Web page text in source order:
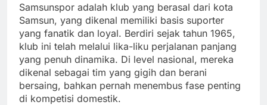
Samsunspor adalah klub yang berasal dari kota
Samsun, yang dikenal memiliki basis suporter
yang fanatik dan loyal. Berdiri sejak tahun 1965,
klub ini telah melalui lika-liku perjalanan panjang
yang penuh dinamika. Di level nasional, mereka
dikenal sebagai tim yang gigih dan berani
bersaing, bahkan pernah menembus fase penting
di kompetisi domestik.